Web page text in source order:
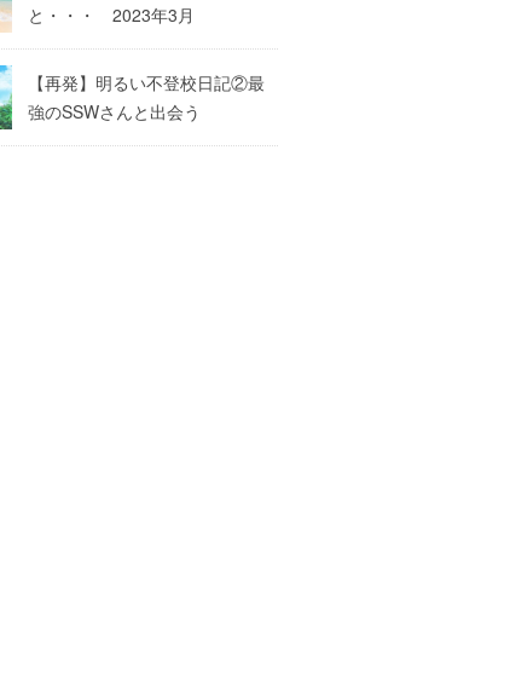
と・・・ 2023年3月
【再発】明るい不登校日記②最
強のSSWさんと出会う